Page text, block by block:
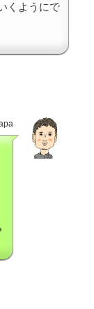
くようにで